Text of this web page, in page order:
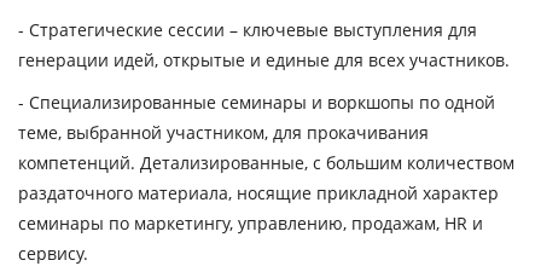
- Стратегические сессии – ключевые выступления для
генерации идей, открытые и единые для всех участников.
- Специализированные семинары и воркшопы по одной
теме, выбранной участником, для прокачивания
компетенций. Детализированные, с большим количеством
раздаточного материала, носящие прикладной характер
семинары по маркетингу, управлению, продажам, HR и
сервису.